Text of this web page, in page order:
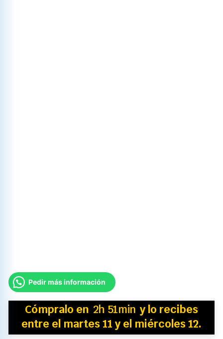
Pedir más información
Cómpralo en 2h 51min y lo recibes
entre el martes 11 y el miércoles 12.